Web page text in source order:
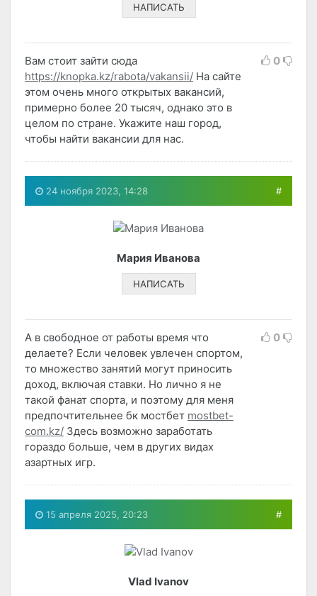
НАПИСАТЬ
Вам стоит зайти сюда
https://knopka.kz/rabota/vakansii/ На сайте
этом очень много открытых вакансий,
примерно более 20 тысяч, однако это в
целом по стране. Укажите наш город,
чтобы найти вакансии для нас.
0
24 ноября 2023, 14:28 #
Мария Иванова
НАПИСАТЬ
А в свободное от работы время что
делаете? Если человек увлечен спортом,
то множество занятий могут приносить
доход, включая ставки. Но лично я не
такой фанат спорта, и поэтому для меня
предпочтительнее бк мостбет mostbet-
com.kz/ Здесь возможно заработать
гораздо больше, чем в других видах
азартных игр.
0
15 апреля 2025, 20:23 #
Vlad Ivanov